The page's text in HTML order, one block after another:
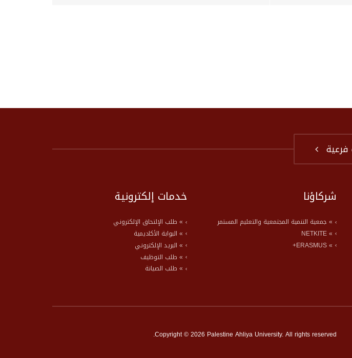
فرعية
خدمات إلكترونية
» طلب الإلتحاق الإلكتروني
» البوابة الأكاديمية
» البريد الإلكتروني
» طلب التوظيف
» طلب الصيانة
شركاؤنا
» جمعية التنمية المجتمعية والتعليم المستمر
» NETKITE
» ERASMUS+
Copyright © 2026 Palestine Ahliya University. All rights reserved.